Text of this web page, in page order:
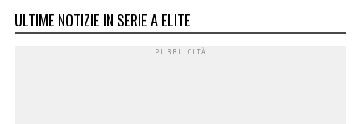
ULTIME NOTIZIE IN SERIE A ELITE